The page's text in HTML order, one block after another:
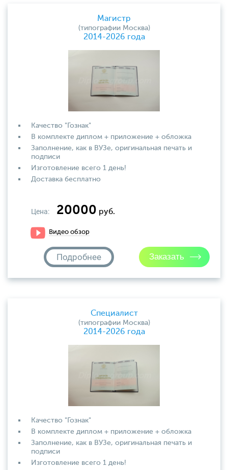
Магистр
(типографии Москва)
2014-2026 года
Качество "Гознак"
В комплекте диплом + приложение + обложка
Заполнение, как в ВУЗе, оригинальная печать и
подписи
Изготовление всего 1 день!
Доставка бесплатно
Цена: 20000 руб.
Видео обзор
Подробнее
Специалист
(типографии Москва)
2014-2026 года
Качество "Гознак"
В комплекте диплом + приложение + обложка
Заполнение, как в ВУЗе, оригинальная печать и
подписи
Изготовление всего 1 день!